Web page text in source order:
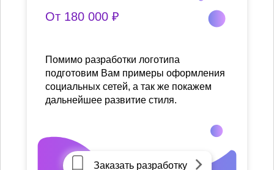
От 180 000 ₽
Помимо разработки логотипа
подготовим Вам примеры оформления
социальных сетей, а так же покажем
дальнейшее развитие стиля.
Заказать разработку